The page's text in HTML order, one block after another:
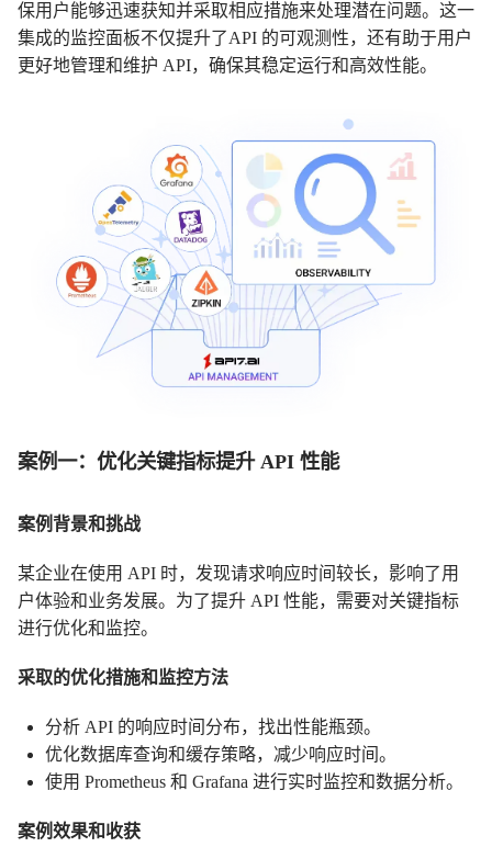
保用户能够迅速获知并采取相应措施来处理潜在问题。这一
集成的监控面板不仅提升了API 的可观测性，还有助于用户
更好地管理和维护 API，确保其稳定运行和高效性能。
案例一：优化关键指标提升 API 性能
案例背景和挑战
某企业在使用 API 时，发现请求响应时间较长，影响了用
户体验和业务发展。为了提升 API 性能，需要对关键指标
进行优化和监控。
采取的优化措施和监控方法
分析 API 的响应时间分布，找出性能瓶颈。
优化数据库查询和缓存策略，减少响应时间。
使用 Prometheus 和 Grafana 进行实时监控和数据分析。
案例效果和收获